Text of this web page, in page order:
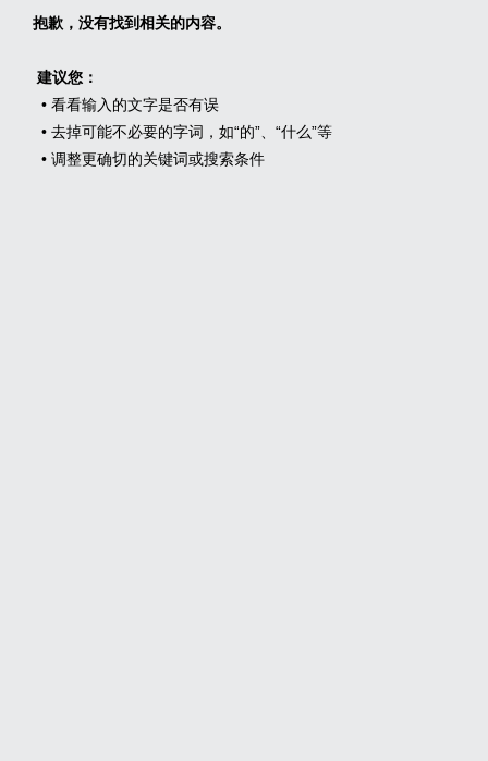
抱歉，没有找到相关的内容。
建议您：
• 看看输入的文字是否有误
• 去掉可能不必要的字词，如“的”、“什么”等
• 调整更确切的关键词或搜索条件